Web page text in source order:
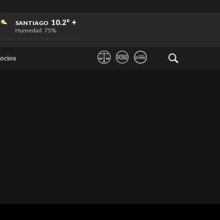
SANTIAGO 10.2°
Humedad 75%
+
+
+